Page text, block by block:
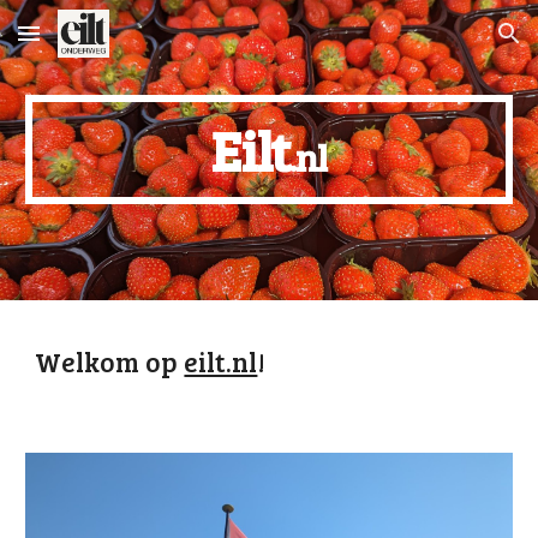
Skip to main content Skip to navigation
Eilt.nl
Welkom op eilt.nl!